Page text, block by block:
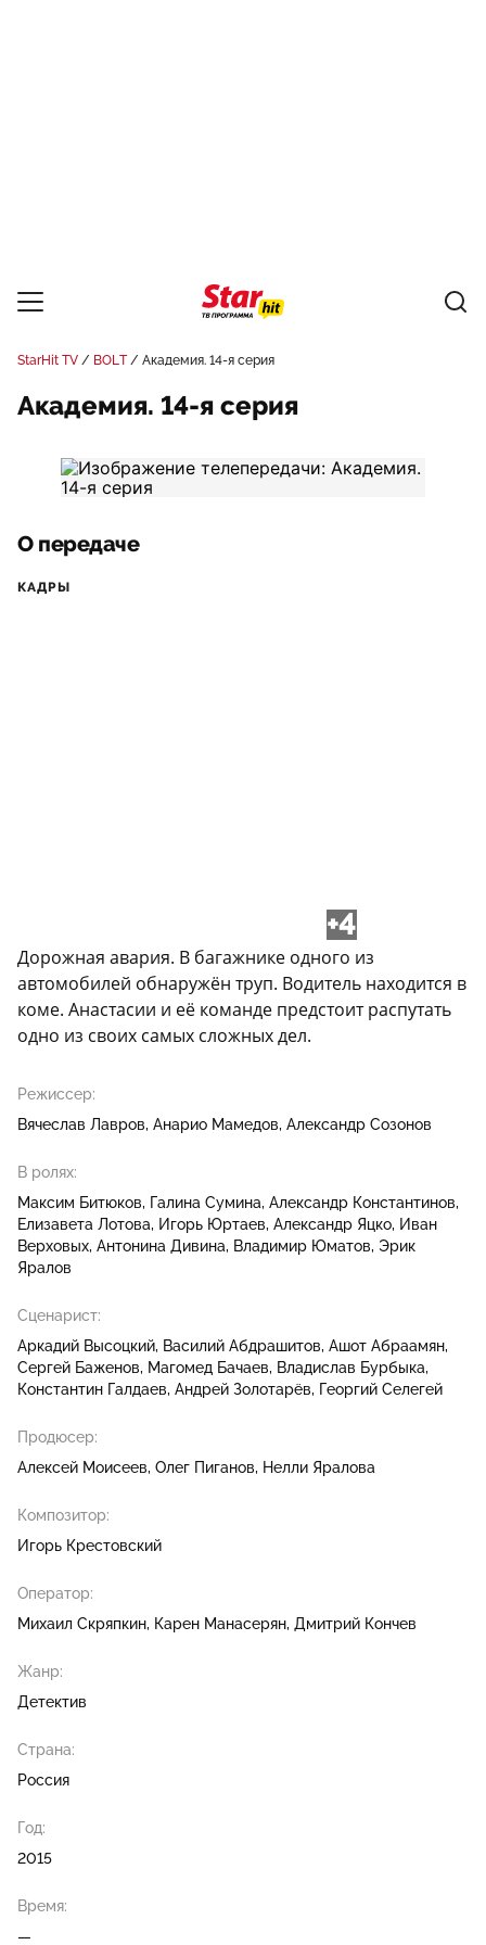
StarHit TV BOLT Академия. 14-я серия
Академия. 14-я серия
О передаче
КАДРЫ
+4
Дорожная авария. В багажнике одного из
автомобилей обнаружён труп. Водитель находится в
коме. Анастасии и её команде предстоит распутать
одно из своих самых сложных дел.
Режиссер:
Вячеслав Лавров Анарио Мамедов Александр Созонов
В ролях:
Максим Битюков
Галина Сумина Александр Константинов
Елизавета Лотова Игорь Юртаев Александр Яцко Иван
Верховых Антонина Дивина Владимир Юматов Эрик
Яралов
Сценарист:
Аркадий Высоцкий Василий Абдрашитов Ашот Абраамян
Сергей Баженов
Магомед Бачаев
Владислав Бурбыка
Константин Галдаев Андрей Золотарёв Георгий Селегей
Продюсер:
Алексей Моисеев Олег Пиганов Нелли Яралова
Композитор:
Игорь Крестовский
Оператор:
Михаил Скряпкин Карен Манасерян Дмитрий Кончев
Жанр:
Детектив
Страна:
Россия
Год:
2015
Время:
—